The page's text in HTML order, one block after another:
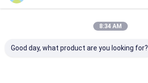
8:34 AM
Good day, what product are you looking for?